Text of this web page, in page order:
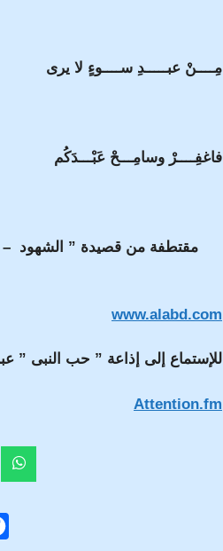
مِــــنْ عبـــــدِ ســــوءٍ لا يرى
فاغفِــــرْ وسامِـــحْ عَبْـــدَكُم
مقتطفة من قصيدة ” الشهود –
www.alabd.com
للإستماع إلى إذاعة ” حب النبى ”
Attention.fm